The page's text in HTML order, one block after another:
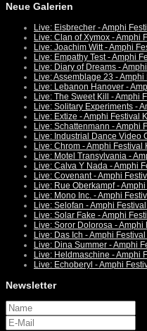
Neue Galerien
Live: Eisbrecher - Amphi
Live: Clan of Xymox - Amphi
Live: Joachim Witt - Amphi
Live: Empathy Test - Amphi
Live: Diary of Dreams -
Live: Assemblage 23 -
Live: Lebanon Hanover -
Live: The Sweet Kill - Amphi
Live: Solitary Experiments -
Live: Extize - Amphi Festival
Live: Schattenmann - Amphi
Live: Industrial Dance Video
Live: Chrom - Amphi Festival
Live: Motel Transylvania -
Live: Calva Y Nada - Amphi
Live: Covenant - Amphi
Live: Rue Oberkampf -
Live: Mono Inc. - Amphi
Live: Selofan - Amphi
Live: Solar Fake - Amphi
Live: Soror Dolorosa -
Live: Das Ich - Amphi
Live: Dina Summer - Amphi
Live: Heldmaschine - Amphi
Live: Echoberyl - Amphi
Newsletter